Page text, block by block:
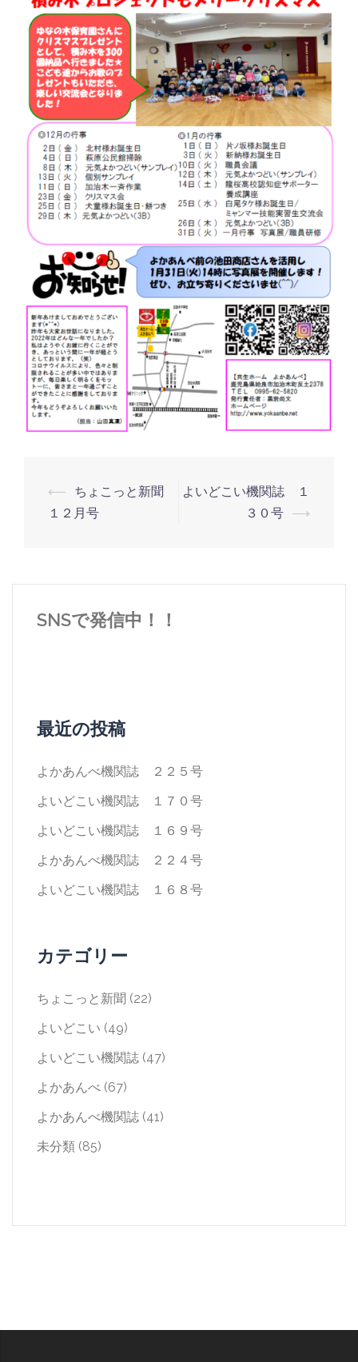
投
稿
ゲ
ー
シ
⟵
ちょこっと新聞
１２月号
よいどこい機関誌 １
３０号 ⟶
SNSで発信中！！
最近の投稿
よかあんべ機関誌 ２２５号
よいどこい機関誌 １７０号
よいどこい機関誌 １６９号
よかあんべ機関誌 ２２４号
よいどこい機関誌 １６８号
カテゴリー
ちょこっと新聞 (22)
よいどこい (49)
よいどこい機関誌 (47)
よかあんべ (67)
よかあんべ機関誌 (41)
未分類 (85)